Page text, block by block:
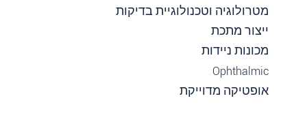
מטרולוגיה וטכנולוגיית בדיקות
ייצור מתכת
מכונות ניידות
Ophthalmic
אופטיקה מדוייקת